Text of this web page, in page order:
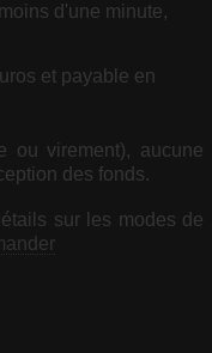
d'une minute,
et payable en
ou virement), aucune
des fonds.
sur les modes de